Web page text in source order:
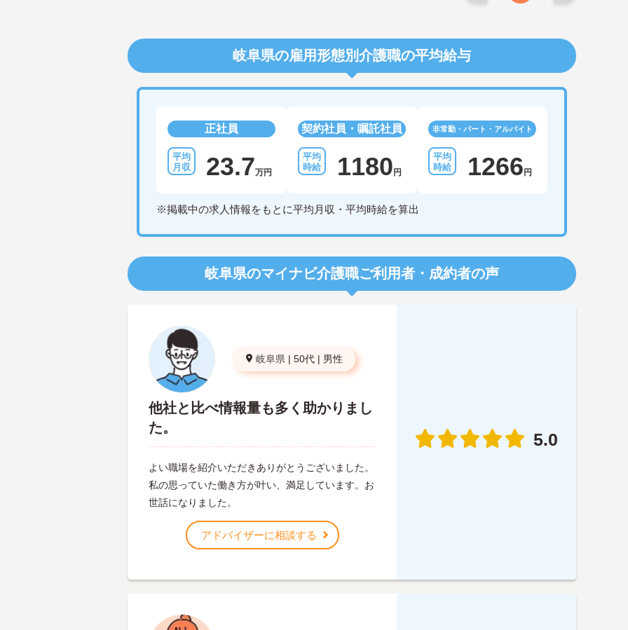
岐阜県の雇用形態別介護職の平均給与
正社員
23.7万円
契約社員・嘱託社員
1180円
非常勤・パート・アルバイト
1266円
※掲載中の求人情報をもとに平均月収・平均時給を算出
岐阜県のマイナビ介護職ご利用者・成約者の声
岐阜県 | 50代 | 男性
他社と比べ情報量も多く助かりまし
た。
よい職場を紹介いただきありがとうございました。
私の思っていた働き方が叶い、満足しています。お
世話になりました。
アドバイザーに相談する
5.0